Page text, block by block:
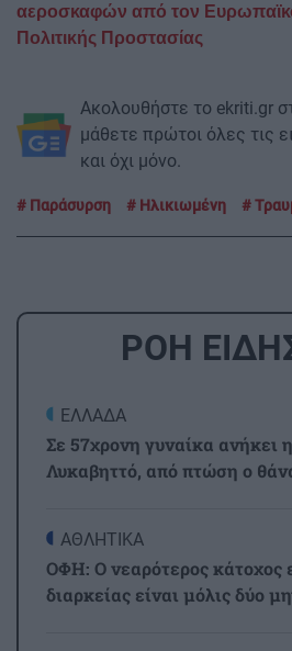
αεροσκαφών από τον
Πολιτικής Προστασίας
Ακολουθήστε το ekriti.gr
μάθετε πρώτοι όλες τις
και όχι μόνο.
Παράσυρση Ηλικιωμένη
ΡΟΗ
ΕΛΛΑΔΑ
Σε 57χρονη γυναίκα ανήκει
Λυκαβηττό, από πτώση ο
ΑΘΛΗΤΙΚΑ
ΟΦΗ: Ο νεαρότερος κάτοχος
διαρκείας είναι μόλις δύο